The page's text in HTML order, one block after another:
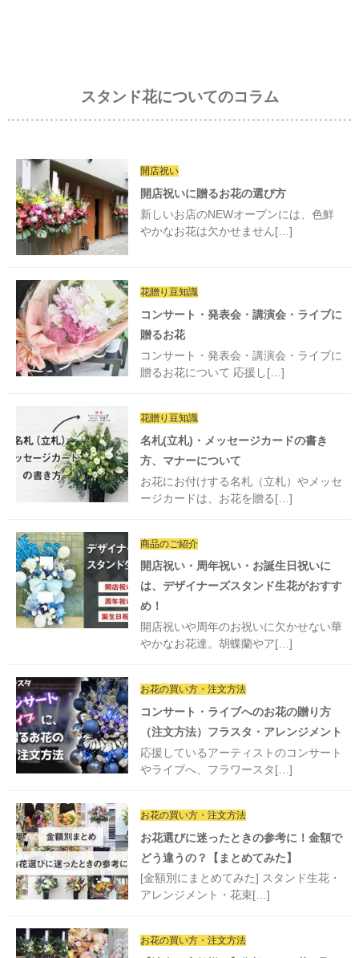
スタンド花についてのコラム
開店祝い
開店祝いに贈るお花の選び方
新しいお店のNEWオープンには、色鮮
やかなお花は欠かせません[…]
花贈り豆知識
コンサート・発表会・講演会・ライブに
贈るお花
コンサート・発表会・講演会・ライブに
贈るお花について 応援し[…]
花贈り豆知識
名札(立札)・メッセージカードの書き
方、マナーについて
お花にお付けする名札（立札）やメッセ
ージカードは、お花を贈る[…]
商品のご紹介
開店祝い・周年祝い・お誕生日祝いに
は、デザイナーズスタンド生花がおすす
め！
開店祝いや周年のお祝いに欠かせない華
やかなお花達。胡蝶蘭やア[…]
お花の買い方・注文方法
コンサート・ライブへのお花の贈り方
（注文方法）フラスタ・アレンジメント
応援しているアーティストのコンサート
やライブへ、フラワースタ[…]
お花の買い方・注文方法
お花選びに迷ったときの参考に！金額で
どう違うの？【まとめてみた】
[金額別にまとめてみた] スタンド生花・
アレンジメント・花束[…]
お花の買い方・注文方法